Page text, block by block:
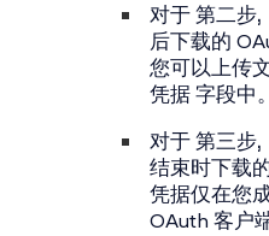
对于第二步,
后下载的
您可以上传
凭据字段中。
对于第三步,
结束时下载
凭据仅在您
OAuth 客户